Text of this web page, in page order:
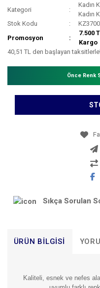
Kategori
Kadın
Kadın
Stok Kodu
Promosyon
7.500
Kargo
40,51 TL den başlayan
Önce Renk
Sıkça Sorulan
ÜRÜN BILGISI
Kaliteli, esnek ve nefes